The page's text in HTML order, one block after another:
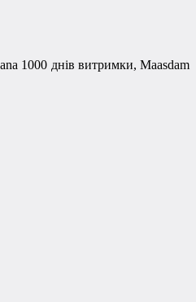
1000 днів витримки, Maasdam